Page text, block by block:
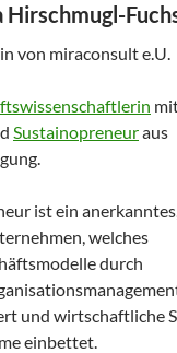
Hirschmugl-
von miraconsult e.U.
Sustainopreneuraus
ist ein
welches
durch
und wirtschaftliche
einbettet.